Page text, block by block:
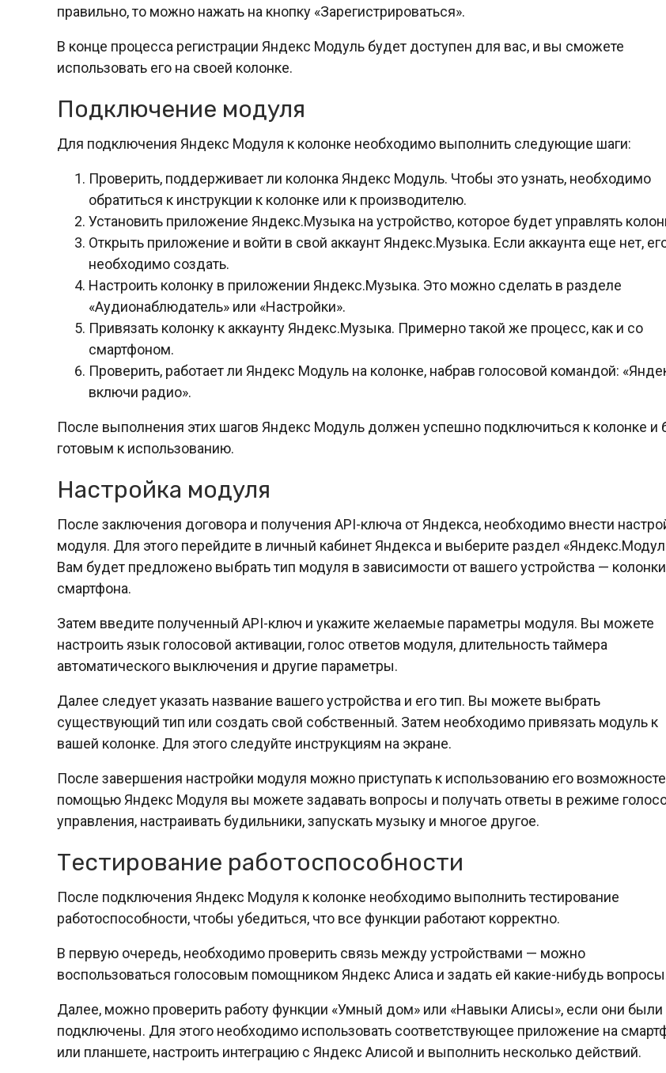
правильно, то можно нажать на кнопку «Зарегистрироваться».
В конце процесса регистрации Яндекс Модуль будет доступен для вас, и вы сможете
использовать его на своей колонке.
Подключение модуля
Для подключения Яндекс Модуля к колонке необходимо выполнить следующие шаги:
Проверить, поддерживает ли колонка Яндекс Модуль. Чтобы это узнать, необходимо
обратиться к инструкции к колонке или к производителю.
Установить приложение Яндекс.Музыка на устройство, которое будет управлять
Открыть приложение и войти в свой аккаунт Яндекс.Музыка. Если аккаунта еще нет,
необходимо создать.
Настроить колонку в приложении Яндекс.Музыка. Это можно сделать в разделе
«Аудионаблюдатель» или «Настройки».
Привязать колонку к аккаунту Яндекс.Музыка. Примерно такой же процесс, как и со
смартфоном.
Проверить, работает ли Яндекс Модуль на колонке, набрав голосовой командой:
включи радио».
После выполнения этих шагов Яндекс Модуль должен успешно подключиться к колонке и
готовым к использованию.
Настройка модуля
После заключения договора и получения API-ключа от Яндекса, необходимо внести
модуля. Для этого перейдите в личный кабинет Яндекса и выберите раздел
Вам будет предложено выбрать тип модуля в зависимости от вашего устройства —
смартфона.
Затем введите полученный API-ключ и укажите желаемые параметры модуля. Вы можете
настроить язык голосовой активации, голос ответов модуля, длительность таймера
автоматического выключения и другие параметры.
Далее следует указать название вашего устройства и его тип. Вы можете выбрать
существующий тип или создать свой собственный. Затем необходимо привязать модуль к
вашей колонке. Для этого следуйте инструкциям на экране.
После завершения настройки модуля можно приступать к использованию его
помощью Яндекс Модуля вы можете задавать вопросы и получать ответы в режиме
управления, настраивать будильники, запускать музыку и многое другое.
Тестирование работоспособности
После подключения Яндекс Модуля к колонке необходимо выполнить тестирование
работоспособности, чтобы убедиться, что все функции работают корректно.
В первую очередь, необходимо проверить связь между устройствами — можно
воспользоваться голосовым помощником Яндекс Алиса и задать ей какие-нибудь
Далее, можно проверить работу функции «Умный дом» или «Навыки Алисы», если они были
подключены. Для этого необходимо использовать соответствующее приложение на
или планшете, настроить интеграцию с Яндекс Алисой и выполнить несколько действий.